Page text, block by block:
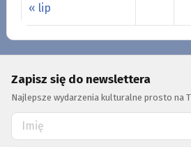
« lip
Zapisz się do newslettera
Najlepsze wydarzenia kulturalne prosto na